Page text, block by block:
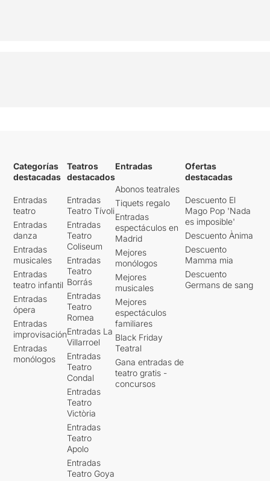
Categorías
destacadas
Entradas
teatro
Entradas
danza
Entradas
musicales
Entradas
teatro infantil
Entradas
ópera
Entradas
improvisación
Entradas
monólogos
Teatros
destacados
Entradas
Teatro Tívoli
Entradas
Teatro
Coliseum
Entradas
Teatro
Borrás
Entradas
Teatro
Romea
Entradas La
Villarroel
Entradas
Teatro
Condal
Entradas
Teatro
Victòria
Entradas
Teatro
Apolo
Entradas
Teatro Goya
Entradas
Abonos teatrales
Tiquets regalo
Entradas
espectáculos en
Madrid
Mejores
monólogos
Mejores
musicales
Mejores
espectáculos
familiares
Black Friday
Teatral
Gana entradas de
teatro gratis -
concursos
Ofertas
destacadas
Descuento El
Mago Pop 'Nada
es imposible'
Descuento Ànima
Descuento
Mamma mia
Descuento
Germans de sang